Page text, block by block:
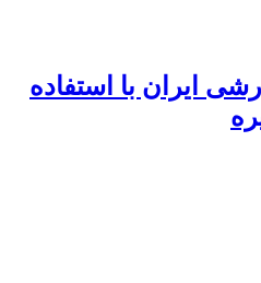
ایران با استفاده